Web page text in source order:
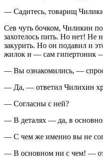
— Садитесь, товарищ
Сев чуть бочком, Чиликин
захотелось пить. Но нет! Не
закурить. Но он подавил и
жилок и — сам гипертоник —
— Вы ознакомились, —
— Да, — ответил Чилихин
— Согласны с ней?
— В деталях — да, в
— С чем же именно вы не
— В основном ни с чем! —